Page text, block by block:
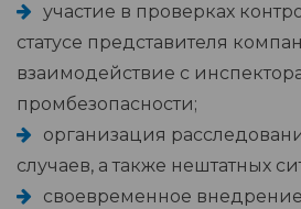
участие в проверках
статусе представителя
взаимодействие с
промбезопасности;
организация
случаев, а также нештатных
своевременное